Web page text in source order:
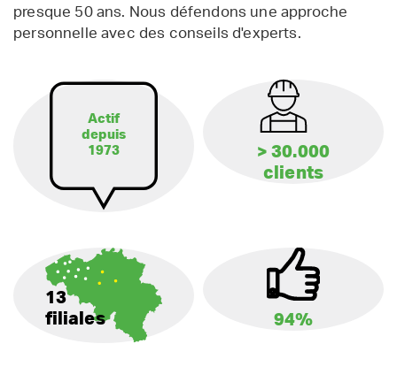
presque 50 ans. Nous défendons une approche
personnelle avec des conseils d'experts.
Actif
depuis
1973
> 30.000
clients
13
filiales
94%